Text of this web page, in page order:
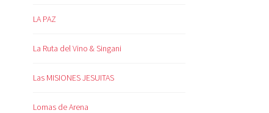
LA PAZ
La Ruta del Vino & Singani
Las MISIONES JESUITAS
Lomas de Arena